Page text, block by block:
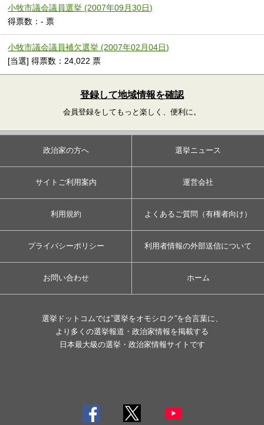
小牧市議会議員選挙 (2007年09月30日)
得票数：- 票
小牧市議会議員補欠選挙 (2007年02月04日)
[当選] 得票数：24,022 票
登録して地域情報を確認
会員登録をしてもっと楽しく、便利に。
政治家の方へ 選挙ニュース
サイトご利用案内 運営会社
利用規約 よくあるご質問（有権者向け）
プライバシーポリシー 利用者情報の外部送信について
お問い合わせ ホーム
選挙ドットコムでは”選挙をオモシロク”を合言葉に、
より多くの選挙報道・政治家情報を掲載する
日本最大級の選挙・政治家情報サイトです